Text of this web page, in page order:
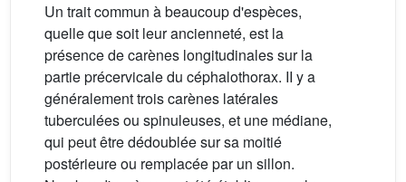
Un trait commun à beaucoup d'espèces,
quelle que soit leur ancienneté, est la
présence de carènes longitudinales sur la
partie précervicale du céphalothorax. II y a
généralement trois carènes latérales
tuberculées ou spinuleuses, et une médiane,
qui peut être dédoublée sur sa moitié
postérieure ou remplacée par un sillon.